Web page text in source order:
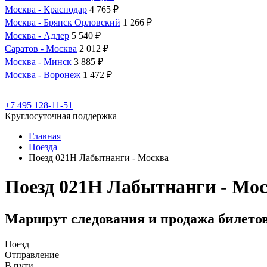
Москва - Краснодар 4 765 ₽
Москва - Брянск Орловский 1 266 ₽
Москва - Адлер 5 540 ₽
Саратов - Москва 2 012 ₽
Москва - Минск 3 885 ₽
Москва - Воронеж 1 472 ₽
+7 495 128-11-51
Круглосуточная поддержка
Главная
Поезда
Поезд 021Н Лабытнанги - Москва
Поезд 021Н Лабытнанги -
Маршрут следования и продажа
Поезд
Отправление